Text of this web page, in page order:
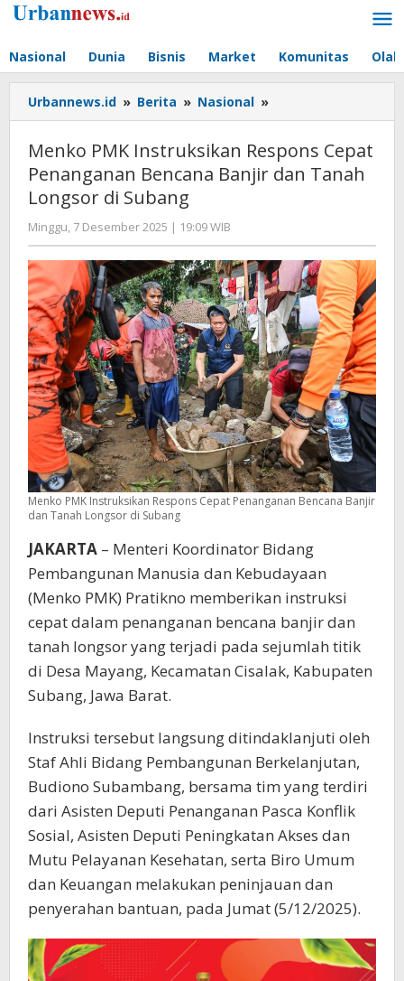
Lewati
Nasional Dunia Bisnis Market Komunitas
Urbannews.id » Berita » Nasional »
PMK
Respons
Cepat
dan
Tanah
Longsor
di
Subang
Menko PMK Instruksikan Respons Cepat
Penanganan Bencana Banjir dan Tanah
Longsor di Subang
Minggu, 7 Desember 2025 | 19:09 WIB
Editor
Menko PMK Instruksikan Respons Cepat Penanganan Bencana Banjir
dan Tanah Longsor di Subang
JAKARTA – Menteri Koordinator Bidang
Pembangunan Manusia dan Kebudayaan
(Menko PMK) Pratikno memberikan instruksi
cepat dalam penanganan bencana banjir dan
tanah longsor yang terjadi pada sejumlah titik
di Desa Mayang, Kecamatan Cisalak, Kabupaten
Subang, Jawa Barat.
Instruksi tersebut langsung ditindaklanjuti oleh
Staf Ahli Bidang Pembangunan Berkelanjutan,
Budiono Subambang, bersama tim yang terdiri
dari Asisten Deputi Penanganan Pasca Konflik
Sosial, Asisten Deputi Peningkatan Akses dan
Mutu Pelayanan Kesehatan, serta Biro Umum
dan Keuangan melakukan peninjauan dan
penyerahan bantuan, pada Jumat (5/12/2025).